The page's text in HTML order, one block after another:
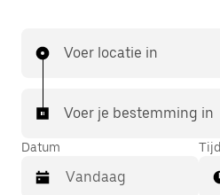
Voer locatie in
Voer je bestemming in
Datum Tijd